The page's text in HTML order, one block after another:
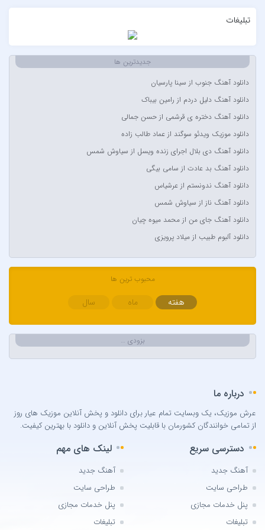
Ahmadreza Habibiyan
Alexandra Stan
Bilal Sonses & Deniz Toprak
Burak Buluk & Zara & Kurtuluş Kuş
Can Bonomo
Cenk Türk
Cinare Melikzade
Çinarə Məlikzadə
Damla
Damla Arıcan
David Guetta
تبلیغات
جدیدترین ها
دانلود آهنگ جنوب از سینا پارسیان
دانلود آهنگ دلیل دردم از رامین بیباک
دانلود آهنگ دختره ی قرشمی از حسن جمالی
دانلود موزیک ویدئو سوگند از عماد طالب زاده
دانلود آهنگ دی بلال اجرای زنده ویسل از سیاوش شمس
دانلود آهنگ بد عادت از سامی بیگی
دانلود آهنگ ندونستم از عرشیاس
دانلود آهنگ ناز از سیاوش شمس
دانلود آهنگ جای من از محمد میوه چیان
دانلود آلبوم طبیب از میلاد پرویزی
محبوب ترین ها
هفته ماه سال
بزودی …
درباره ما
عرش موزیک، یک وبسایت تمام عیار برای دانلود و پخش آنلاین موزیک های روز
از تمامی خوانندگان کشورمان با قابلیت پخش آنلاین و دانلود با بهترین کیفیت.
دسترسی سریع
آهنگ جدید
طراحی سایت
پنل خدمات مجازی
تبلیغات
لینک های مهم
آهنگ جدید
طراحی سایت
پنل خدمات مجازی
تبلیغات